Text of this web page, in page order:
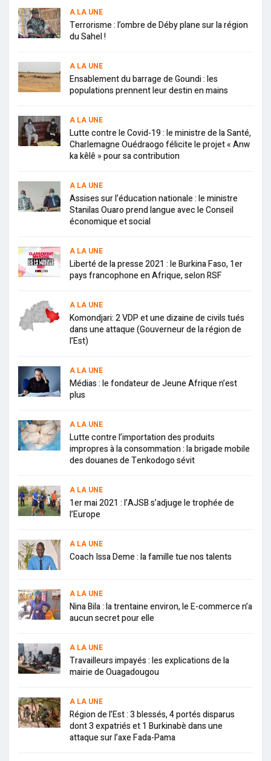
A LA UNE
Terrorisme : l’ombre de Déby plane sur la région
du Sahel !
A LA UNE
Ensablement du barrage de Goundi : les
populations prennent leur destin en mains
A LA UNE
Lutte contre le Covid-19 : le ministre de la Santé,
Charlemagne Ouédraogo félicite le projet « Anw
ka kêlê » pour sa contribution
A LA UNE
Assises sur l’éducation nationale : le ministre
Stanilas Ouaro prend langue avec le Conseil
économique et social
A LA UNE
Liberté de la presse 2021 : le Burkina Faso, 1er
pays francophone en Afrique, selon RSF
A LA UNE
Komondjari: 2 VDP et une dizaine de civils tués
dans une attaque (Gouverneur de la région de
l’Est)
A LA UNE
Médias : le fondateur de Jeune Afrique n’est
plus
A LA UNE
Lutte contre l’importation des produits
impropres à la consommation : la brigade mobile
des douanes de Tenkodogo sévit
A LA UNE
1er mai 2021 : l’AJSB s’adjuge le trophée de
l’Europe
A LA UNE
Coach Issa Deme : la famille tue nos talents
A LA UNE
Nina Bila : la trentaine environ, le E-commerce n’a
aucun secret pour elle
A LA UNE
Travailleurs impayés : les explications de la
mairie de Ouagadougou
A LA UNE
Région de l’Est : 3 blessés, 4 portés disparus
dont 3 expatriés et 1 Burkinabè dans une
attaque sur l’axe Fada-Pama